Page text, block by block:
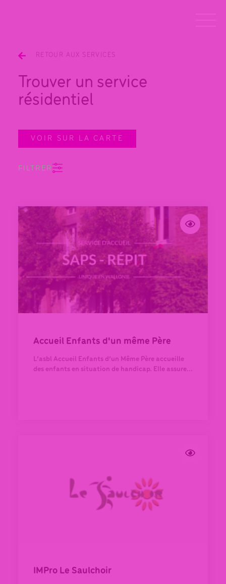
RETOUR AUX SERVICES
Trouver un service
résidentiel
VOIR SUR LA CARTE
FILTRER
Accueil Enfants d'un même Père
L’asbl Accueil Enfants d’un Même Père accueille
des enfants en situation de handicap. Elle assure...
IMPro Le Saulchoir